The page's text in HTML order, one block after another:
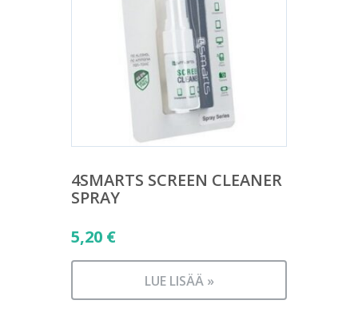
4SMARTS SCREEN CLEANER
SPRAY
5,20 €
LUE LISÄÄ »